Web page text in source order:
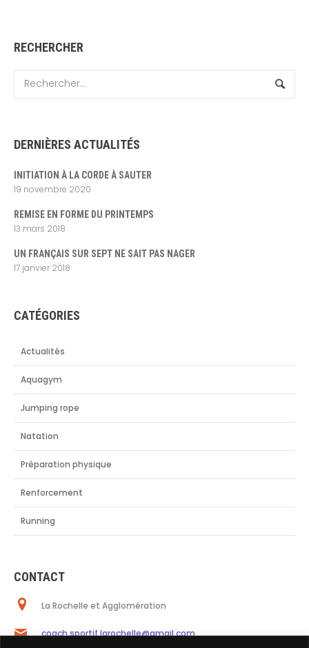
RECHERCHER
DERNIÈRES ACTUALITÉS
INITIATION À LA CORDE À SAUTER
19 novembre 2020
REMISE EN FORME DU PRINTEMPS
13 mars 2018
UN FRANÇAIS SUR SEPT NE SAIT PAS NAGER
17 janvier 2018
CATÉGORIES
Actualités
Aquagym
Jumping rope
Natation
Préparation physique
Renforcement
Running
CONTACT
La Rochelle et Agglomération
coach.sportif.larochelle@gmail.com